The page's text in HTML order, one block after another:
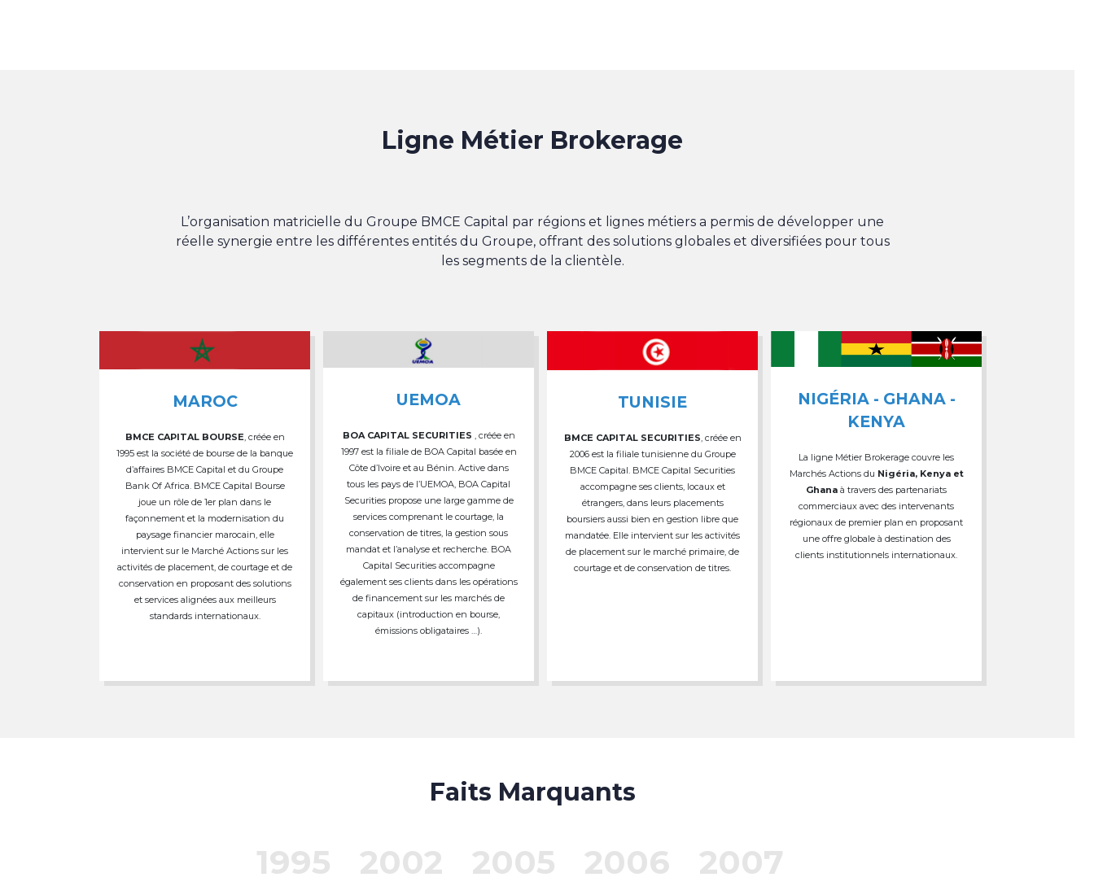
Ligne Métier Brokerage
L’organisation matricielle du Groupe BMCE Capital par régions et lignes métiers a permis de développer une
réelle synergie entre les différentes entités du Groupe, offrant des solutions globales et diversifiées pour tous
les segments de la clientèle.
MAROC
BMCE CAPITAL BOURSE , créée en
1995 est la société de bourse de la banque
d’affaires BMCE Capital et du Groupe
Bank Of Africa. BMCE Capital Bourse
joue un rôle de 1er plan dans le
façonnement et la modernisation du
paysage financier marocain, elle
intervient sur le Marché Actions sur les
activités de placement, de courtage et de
conservation en proposant des solutions
et services alignées aux meilleurs
standards internationaux.
UEMOA
BOA CAPITAL SECURITIES , créée en
1997 est la filiale de BOA Capital basée en
Côte d’Ivoire et au Bénin. Active dans
tous les pays de l’UEMOA, BOA Capital
Securities propose une large gamme de
services comprenant le courtage, la
conservation de titres, la gestion sous
mandat et l’analyse et recherche. BOA
Capital Securities accompagne
également ses clients dans les opérations
de financement sur les marchés de
capitaux (introduction en bourse,
émissions obligataires …).
TUNISIE
BMCE CAPITAL SECURITIES , créée en
2006 est la filiale tunisienne du Groupe
BMCE Capital. BMCE Capital Securities
accompagne ses clients, locaux et
étrangers, dans leurs placements
boursiers aussi bien en gestion libre que
mandatée. Elle intervient sur les activités
de placement sur le marché primaire, de
courtage et de conservation de titres.
NIGÉRIA - GHANA -
KENYA
La ligne Métier Brokerage couvre les
Marchés Actions du Nigéria, Kenya et
Ghana à travers des partenariats
commerciaux avec des intervenants
régionaux de premier plan en proposant
une offre globale à destination des
clients institutionnels internationaux.
Faits Marquants
1995 2002 2005 2006 2007